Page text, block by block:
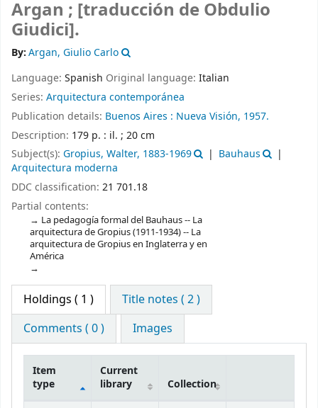
Argan ; [traducción de Obdulio
Giudici].
By:Argan, Giulio Carlo
Language: Spanish Original language: Italian
Series: Arquitectura contemporánea
Publication details: Buenos Aires : Nueva Visión, 1957.
Description: 179 p. : il. ; 20 cm
Subject(s): Gropius, Walter, 1883-1969
Bauhaus
Arquitectura moderna
DDC classification: 21 701.18
Partial contents:
La pedagogía formal del Bauhaus -- La
arquitectura de Gropius (1911-1934) -- La
arquitectura de Gropius en Inglaterra y en
América
Holdings ( 1 )
Title notes ( 2 )
Comments ( 0 )
Images
Item
type
Current
library
Collection